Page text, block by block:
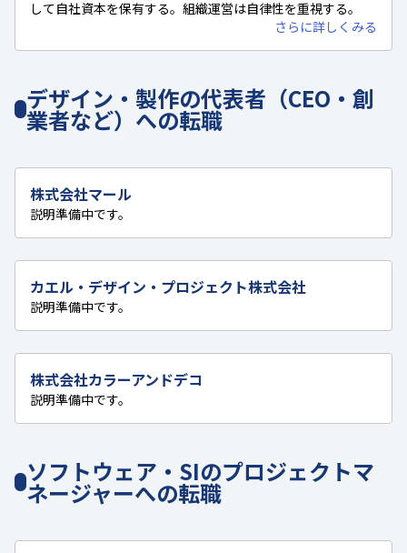
して自社資本を保有する。組織運営は自律性を重視する。
さらに詳しくみる
デザイン・製作の代表者（CEO・創
業者など）への転職
株式会社マール
説明準備中です。
カエル・デザイン・プロジェクト株式会社
説明準備中です。
株式会社カラーアンドデコ
説明準備中です。
ソフトウェア・SIのプロジェクトマ
ネージャーへの転職